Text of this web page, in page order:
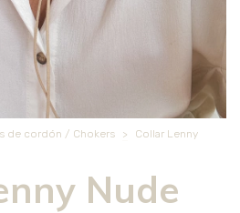
de cordón / Chokers >
Collar Lenny
Nude